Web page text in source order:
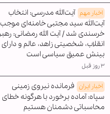
اخبار مهم آیت‌الله مدرسی: انتخاب
آیت‌الله سید مجتبی خامنه‌ای موجب
خرسندی شد / آیت الله رمضانی: رهبر
انقلاب، شخصیتی زاهد، عالم و دارای
بینش عمیق سیاسی است
۳ روز قبل
اخبار ایران فرمانده نیروی زمینی
سپاه: آماده برخورد با هرگونه خطای
محاسباتی دشمنان هستیم